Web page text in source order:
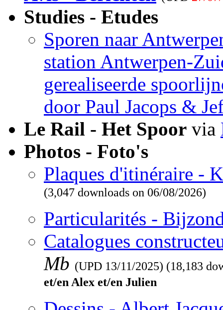
Studies - Etudes
Sporen naar
station Antwerpen-
gerealiseerde
door Paul Jacops &
Le Rail - Het Spoor via
Photos - Foto's
Plaques d'itinéraire -
(3,047 downloads on 06/08/2026)
Particularités -
Catalogues
Mb (UPD 13/11/2025) (18,183
et/en Alex et/en Julien